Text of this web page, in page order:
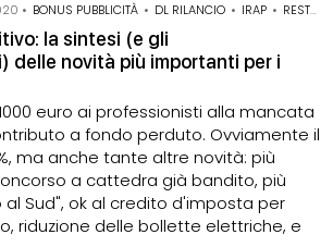
• BONUS PUBBLICITÀ • DL RILANCIO • IRAP • RESTO AL SUD
la sintesi (e gli
delle novità più importanti per i
euro ai professionisti alla mancata
a fondo perduto. Ovviamente il
ma anche tante altre novità: più
a cattedra già bandito, più
al Sud", ok al credito d'imposta per
riduzione delle bollette elettriche, e